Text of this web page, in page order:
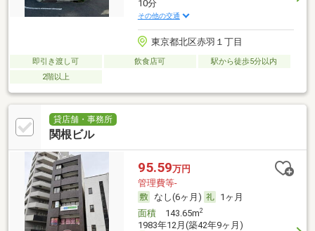
10分
その他の交通
東京都北区赤羽１丁目
即引き渡し可 飲食店可
駅から徒歩5分以内
2階以上
貸店舗・事務所
関根ビル
95.59万円
管理費等-
なし(6ヶ月)
1ヶ月
面積143.65m2
1983年12月(築42年9ヶ月)